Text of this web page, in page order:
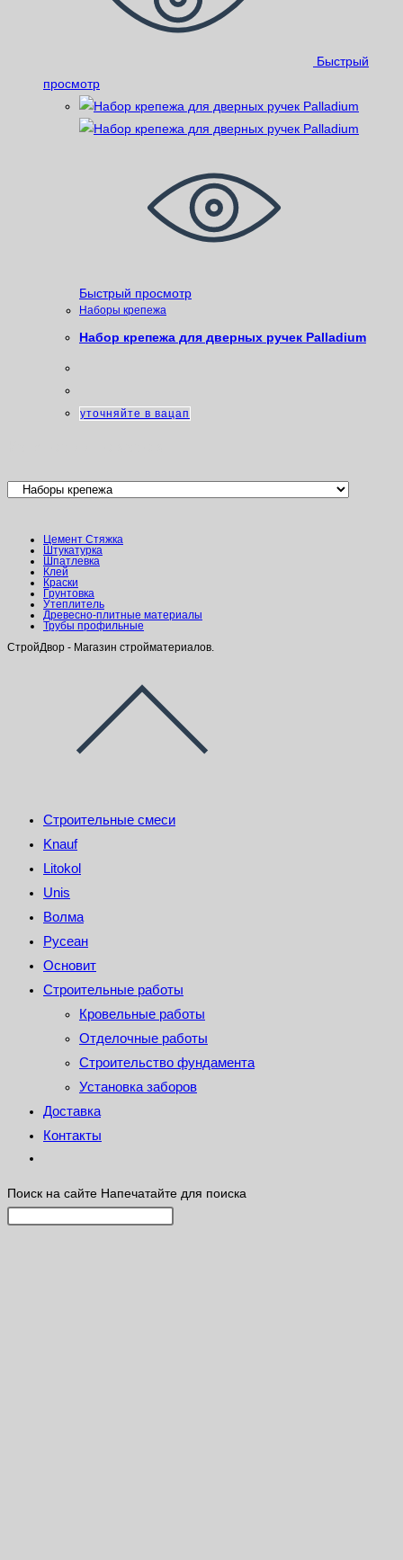
Быстрый
просмотр
Быстрый просмотр
Наборы крепежа
Набор крепежа для дверных ручек Palladium
уточняйте в вацап
Цемент Стяжка
Штукатурка
Шпатлевка
Клей
Краски
Грунтовка
Утеплитель
Древесно-плитные материалы
Трубы профильные
СтройДвор - Магазин стройматериалов.
Строительные смеси
Knauf
Litokol
Unis
Волма
Русеан
Основит
Строительные работы
Кровельные работы
Отделочные работы
Строительство фундамента
Установка заборов
Доставка
Контакты
Поиск на сайте Напечатайте для поиска